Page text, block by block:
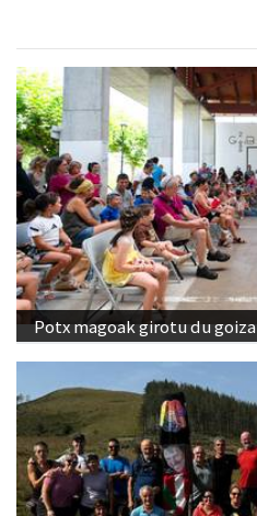
Potx magoak girotu du goiza